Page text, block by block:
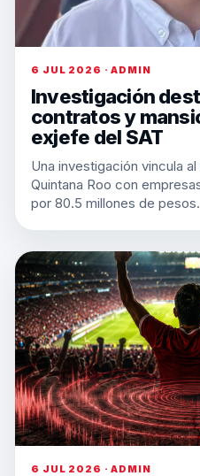
6 JUL 2026 · ADMIN
Investigación
contratos y
exjefe del SAT
Una investigación vincula
Quintana Roo con
por 80.5 millones de pesos.
6 JUL 2026 · ADMIN